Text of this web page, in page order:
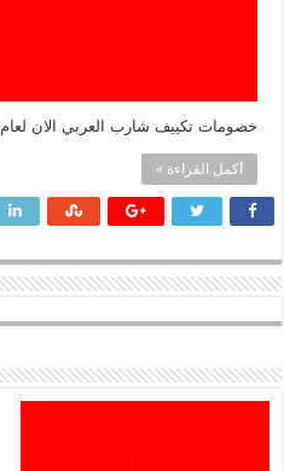
خصومات تكييف شارب العربي الان لعام 2021 فقط لعملاء شارب العربي
أكمل القراءة »